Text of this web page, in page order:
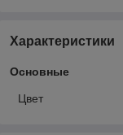
Характеристики
Основные
Цвет